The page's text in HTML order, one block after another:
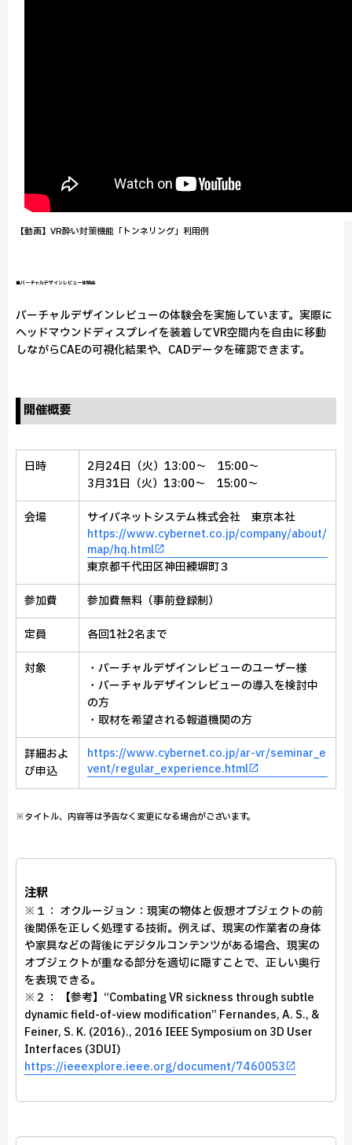
【動画】VR酔い対策機能「トンネリング」利用例
■バーチャルデザインレビュー体験会
バーチャルデザインレビューの体験会を実施しています。実際に
ヘッドマウンドディスプレイを装着してVR空間内を自由に移動
しながらCAEの可視化結果や、CADデータを確認できます。
開催概要
日時
2月24日（火）13:00～ 15:00～
3月31日（火）13:00～ 15:00～
会場
サイバネットシステム株式会社 東京本社
https://www.cybernet.co.jp/company/about/
map/hq.html
東京都千代田区神田練塀町３
参加費 参加費無料（事前登録制）
定員 各回1社2名まで
対象
・バーチャルデザインレビューのユーザー様
・バーチャルデザインレビューの導入を検討中
の方
・取材を希望される報道機関の方
詳細およ
び申込
https://www.cybernet.co.jp/ar-vr/seminar_e
vent/regular_experience.html
※タイトル、内容等は予告なく変更になる場合がございます。
注釈
※１： オクルージョン：現実の物体と仮想オブジェクトの前
後関係を正しく処理する技術。例えば、現実の作業者の身体
や家具などの背後にデジタルコンテンツがある場合、現実の
オブジェクトが重なる部分を適切に隠すことで、正しい奥行
を表現できる。
※２： 【参考】“Combating VR sickness through subtle
dynamic field-of-view modification” Fernandes, A. S., &
Feiner, S. K. (2016)., 2016 IEEE Symposium on 3D User
Interfaces (3DUI)
https://ieeexplore.ieee.org/document/7460053